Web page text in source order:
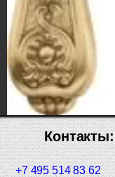
Контакты:
+7 495 514 83 62